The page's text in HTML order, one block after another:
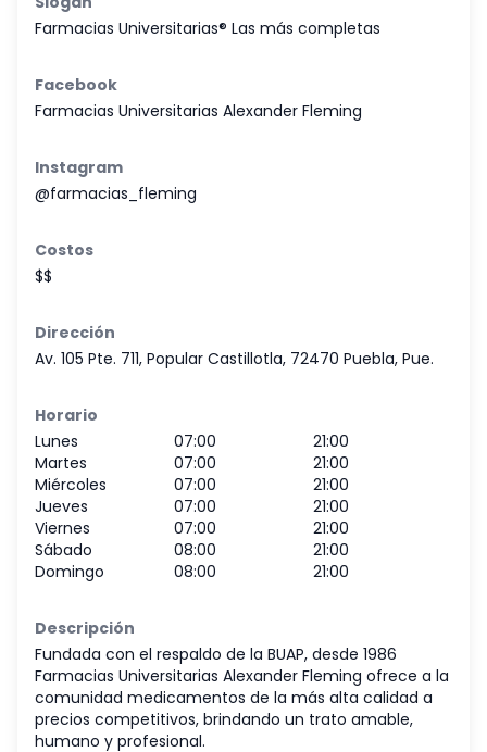
Slogan
Farmacias Universitarias® Las más completas
Facebook
Farmacias Universitarias Alexander Fleming
Instagram
@farmacias_fleming
Costos
$$
Dirección
Av. 105 Pte. 711, Popular Castillotla, 72470 Puebla, Pue.
Horario
Lunes
07:00
21:00
Martes
07:00
21:00
Miércoles
07:00
21:00
Jueves
07:00
21:00
Viernes
07:00
21:00
Sábado
08:00
21:00
Domingo
08:00 21:00
Descripción
Fundada con el respaldo de la BUAP, desde 1986
Farmacias Universitarias Alexander Fleming ofrece a la
comunidad medicamentos de la más alta calidad a
precios competitivos, brindando un trato amable,
humano y profesional.